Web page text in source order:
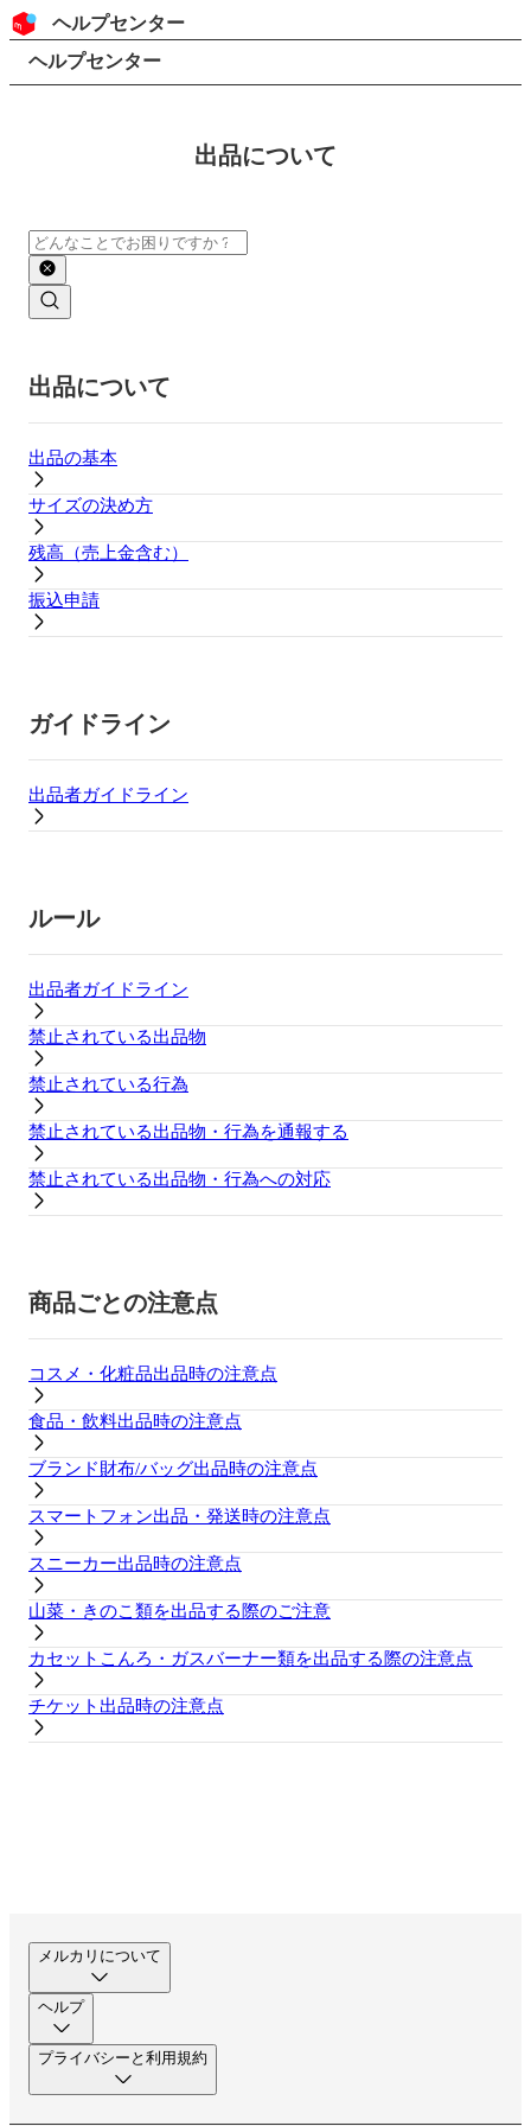
コンテンツにスキップ
ヘッダー
ヘルプセンター
検索
パンくずリスト
ヘルプセンター
出品について
検索
出品について
出品の基本
サイズの決め方
残高（売上金含む）
振込申請
ガイドライン
出品者ガイドライン
ルール
出品者ガイドライン
禁止されている出品物
禁止されている行為
禁止されている出品物・行為を通報する
禁止されている出品物・行為への対応
商品ごとの注意点
コスメ・化粧品出品時の注意点
食品・飲料出品時の注意点
ブランド財布/バッグ出品時の注意点
スマートフォン出品・発送時の注意点
スニーカー出品時の注意点
山菜・きのこ類を出品する際のご注意
カセットこんろ・ガスバーナー類を出品する際の注意点
チケット出品時の注意点
メルカリについて
ヘルプ
プライバシーと利用規約